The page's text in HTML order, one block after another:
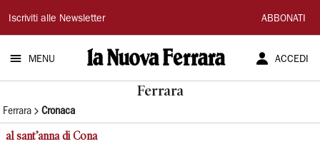
La
Nuova
Ferrara
Iscriviti alle Newsletter ABBONATI
MENU ACCEDI
Ferrara
Ferrara Cronaca
al sant’anna di Cona